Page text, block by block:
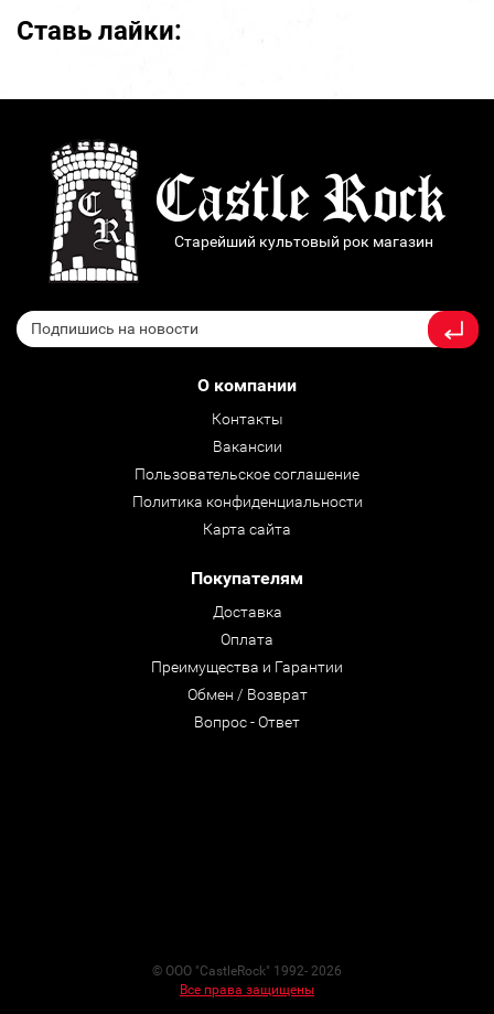
Ставь лайки:
Старейший культовый рок магазин
О компании
Контакты
Вакансии
Пользовательское соглашение
Политика конфиденциальности
Карта сайта
Покупателям
Доставка
Оплата
Преимущества и Гарантии
Обмен / Возврат
Вопрос - Ответ
© ООО "CastleRock" 1992- 2026
Все права защищены